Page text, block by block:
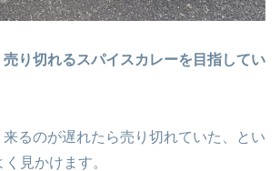
売り切れるスパイスカレーを目指してい
るのが遅れたら売り切れていた、とい
見かけます。